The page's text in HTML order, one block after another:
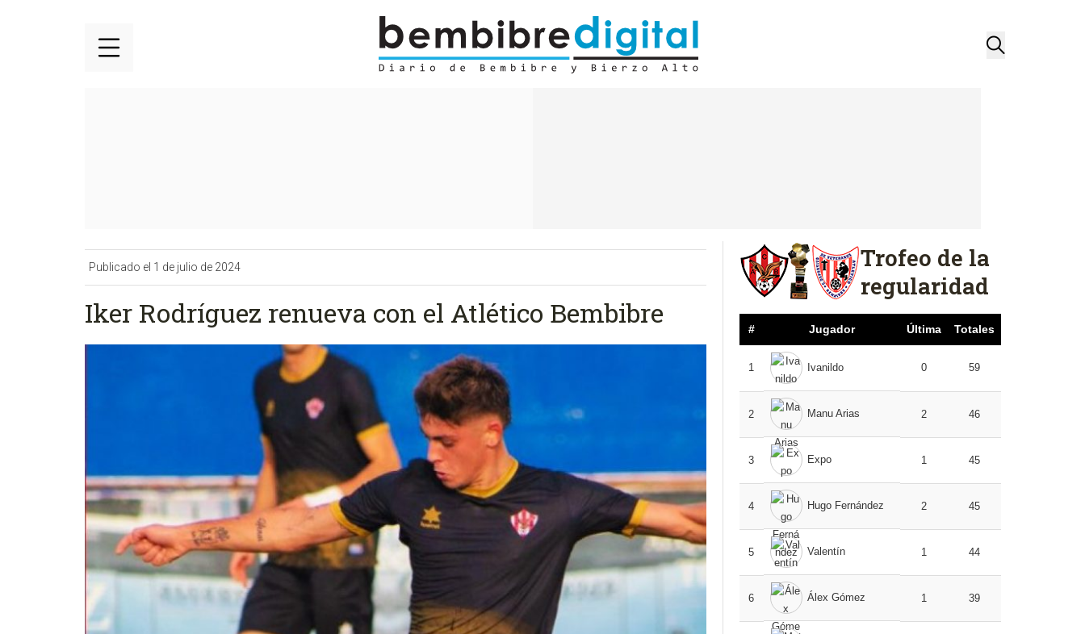
Publicado el 1 de julio de 2024
Iker Rodríguez renueva con el Atlético Bembibre
Trofeo de la
regularidad
# Jugador Última Totales
1 Ivanildo 0 59
2 Manu Arias 2 46
3 Expo 1 45
4 Hugo Fernández 2 45
5 Valentín 1 44
6 Álex Gómez 1 39